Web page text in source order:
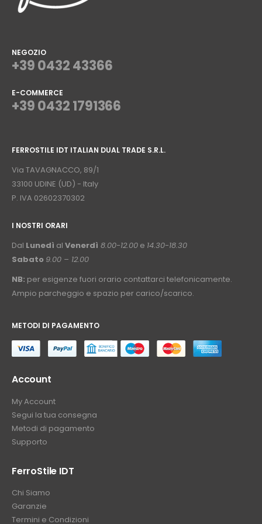
NEGOZIO
+39 0432 43366
E-COMMERCE
+39 0432 1791366
FERROSTILE IDT ITALIAN DUAL TRADE S.R.L.
Via TAVAGNACCO, 89/1
33100 UDINE (UD) - Italy
P. IVA 02602370302
I NOSTRI ORARI
Dal Lunedì al Venerdì 8.00-12.00 e 14.30-18.30
Sabato 9.00 – 12.00
NB: per esigenze fuori orario contattarci telefonicamente.
Ampio parcheggio e spazio per carico/scarico.
METODI DI PAGAMENTO
Account
My Account
Segui la tua consegna
Metodi di pagamento
Supporto
FerroStile IDT
Chi Siamo
Garanzie
Termini e Condizioni